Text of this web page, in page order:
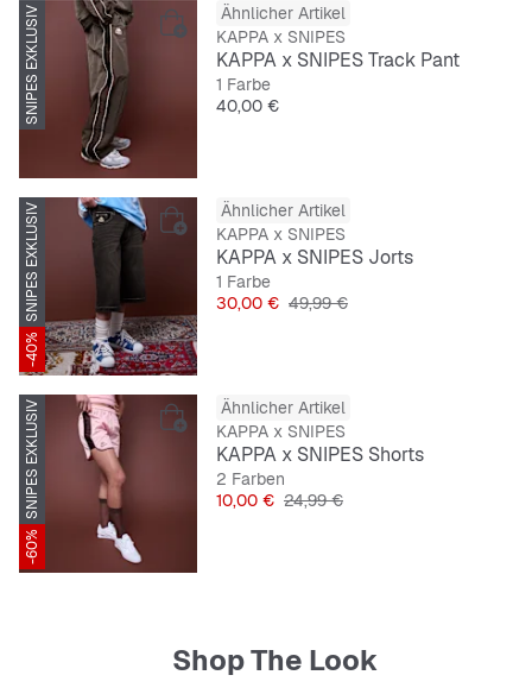
SNIPES EXKLUSIV
Ähnlicher Artikel
KAPPA x SNIPES
KAPPA x SNIPES Track Pant
1 Farbe
Preis
40,00 €
SNIPES EXKLUSIV
-40%
Ähnlicher Artikel
KAPPA x SNIPES
KAPPA x SNIPES Jorts
1 Farbe
Preis
30,00 € Originalpreis
49,99 €
SNIPES EXKLUSIV
-60%
Ähnlicher Artikel
KAPPA x SNIPES
KAPPA x SNIPES Shorts
2 Farben
Preis
10,00 € Originalpreis
24,99 €
Shop The Look